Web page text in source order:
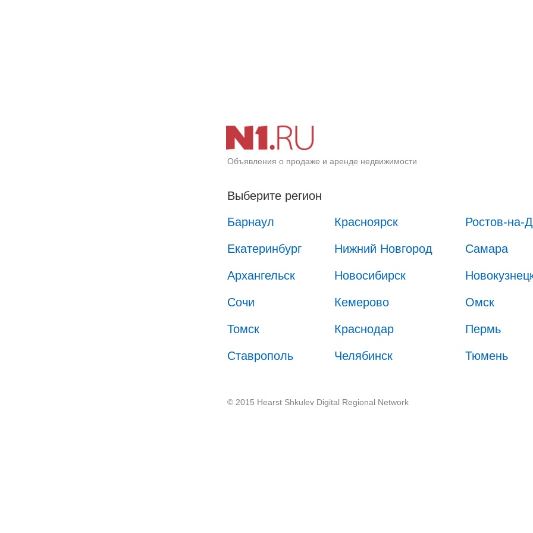
Объявления о продаже и аренде недвижимости
Выберите регион
Барнаул
Красноярск Ростов-на-
Екатеринбург Нижний Новгород Самара
Архангельск Новосибирск
Сочи Кемерово Омск
Томск Краснодар Пермь
Ставрополь Челябинск Тюмень
© 2015 Hearst Shkulev Digital Regional Network